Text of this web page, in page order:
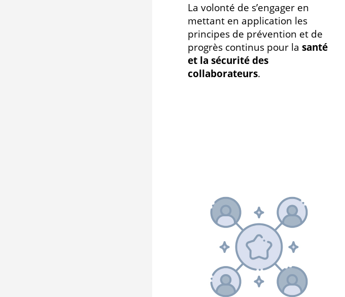
La volonté de s’engager en
mettant en application les
principes de prévention et de
progrès continus pour la santé
et la sécurité des
collaborateurs.